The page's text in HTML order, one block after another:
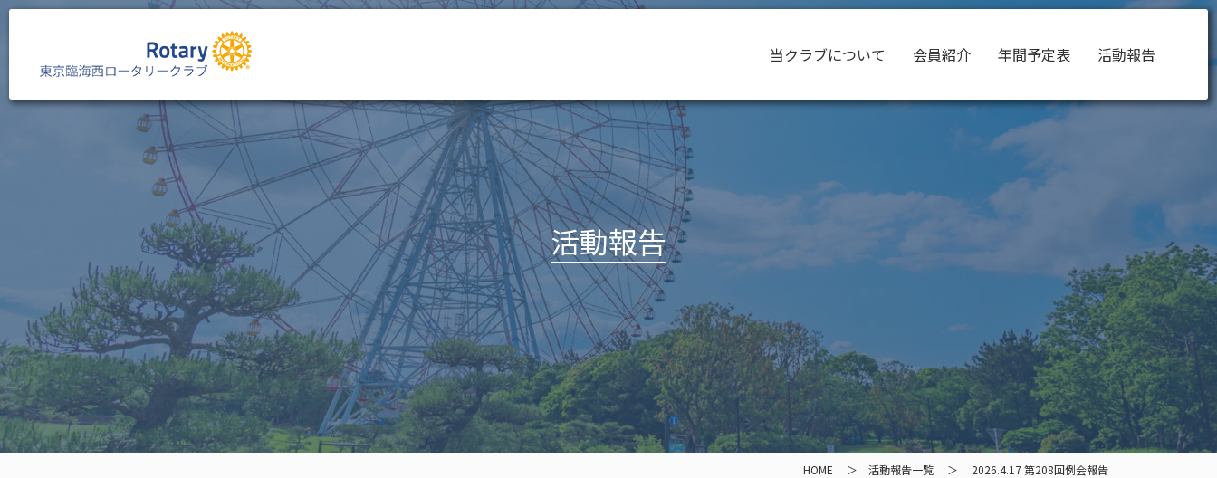
当クラブについて 会員紹介 年間予定表 活動報告
活動報告
HOME 活動報告一覧 2026.4.17 第208回例会報告